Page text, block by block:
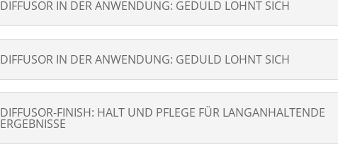
DIFFUSOR IN DER ANWENDUNG: GEDULD LOHNT SICH
DIFFUSOR IN DER ANWENDUNG: GEDULD LOHNT SICH
DIFFUSOR-FINISH: HALT UND PFLEGE FÜR LANGANHALTENDE
ERGEBNISSE